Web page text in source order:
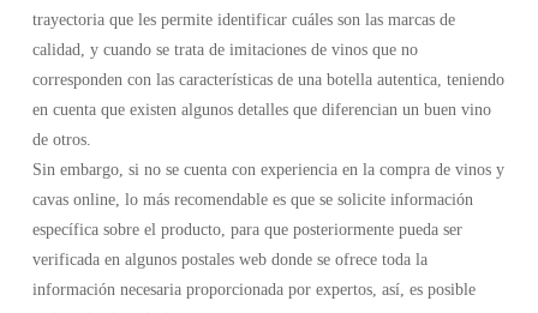
trayectoria que les permite identificar cuáles son las marcas de
calidad, y cuando se trata de imitaciones de vinos que no
corresponden con las características de una botella autentica, teniendo
en cuenta que existen algunos detalles que diferencian un buen vino
de otros.
Sin embargo, si no se cuenta con experiencia en la compra de vinos y
cavas online, lo más recomendable es que se solicite información
específica sobre el producto, para que posteriormente pueda ser
verificada en algunos postales web donde se ofrece toda la
información necesaria proporcionada por expertos, así, es posible